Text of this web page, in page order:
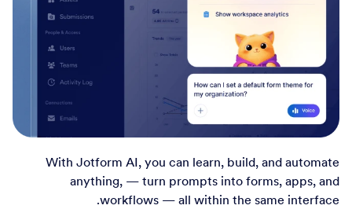
With Jotform AI, you can learn, build, and automate
anything, — turn prompts into forms, apps, and
workflows — all within the same interface.